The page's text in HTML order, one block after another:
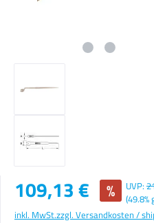
Verkaufspreis:
109,13 € % UVP:
inkl. MwSt.zzgl. Versandkosten /